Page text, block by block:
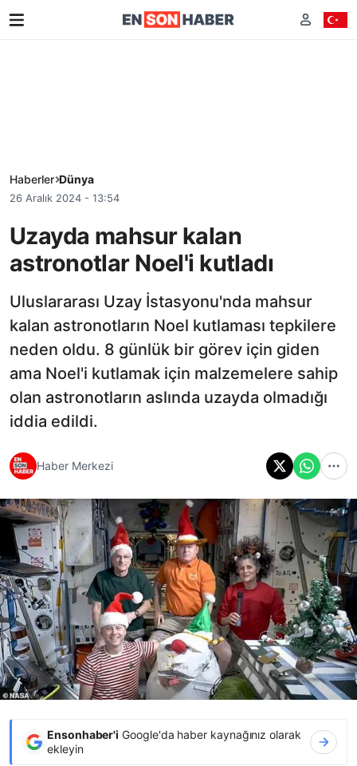
Haberler Dünya
26 Aralık 2024 - 13:54
Uzayda mahsur kalan
astronotlar Noel'i kutladı
Uluslararası Uzay İstasyonu'nda mahsur
kalan astronotların Noel kutlaması tepkilere
neden oldu. 8 günlük bir görev için giden
ama Noel'i kutlamak için malzemelere sahip
olan astronotların aslında uzayda olmadığı
iddia edildi.
Haber Merkezi
Ensonhaber'i Google'da haber kaynağınız olarak
ekleyin